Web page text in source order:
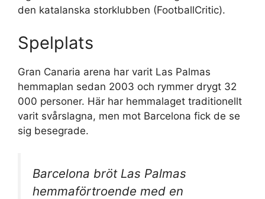
den katalanska storklubben (FootballCritic).
Spelplats
Gran Canaria arena har varit Las Palmas
hemmaplan sedan 2003 och rymmer drygt 32
000 personer. Här har hemmalaget traditionellt
varit svårslagna, men mot Barcelona fick de se
sig besegrade.
Barcelona bröt Las Palmas
hemmaförtroende med en